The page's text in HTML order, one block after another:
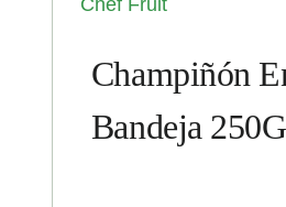
Champiñón
Bandeja